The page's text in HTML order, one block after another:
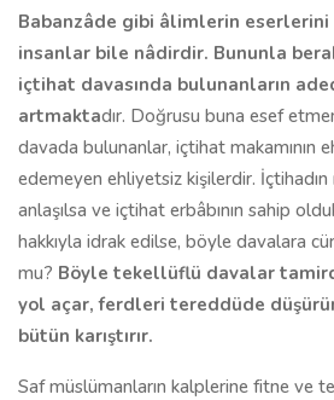
Babanzâde gibi âlimlerin eserlerini
insanlar bile nâdirdir. Bununla
içtihat davasında bulunanların
artmaktadır. Doğrusu buna esef
davada bulunanlar, içtihat makamının
edemeyen eh­liyetsiz kişilerdir.
anlaşılsa ve içtihat erbâbının sahip
hakkıyla idrak edilse, böyle davalara
mu? Böyle tekellüflü davalar
yol açar, ferdleri tered­düde
bütün karıştırır.
Saf müslümanların kalplerine fitne ve